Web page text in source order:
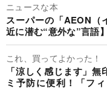
ニュースな本
スーパーの「AEON（
近に潜む“意外な”言語】
これ、買ってよかった！
「涼しく感じます」
ミ予防に便利！「フ